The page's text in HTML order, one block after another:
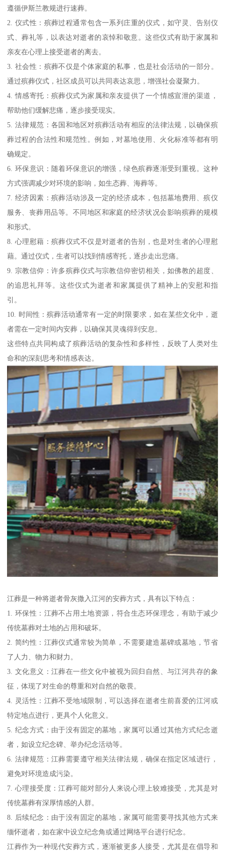
遵循伊斯兰教规进行速葬。
2. 仪式性：殡葬过程通常包含一系列庄重的仪式，如守灵、告别仪
式、葬礼等，以表达对逝者的哀悼和敬意。这些仪式有助于家属和
亲友在心理上接受逝者的离去。
3. 社会性：殡葬不仅是个体家庭的私事，也是社会活动的一部分。
通过殡葬仪式，社区成员可以共同表达哀思，增强社会凝聚力。
4. 情感寄托：殡葬仪式为家属和亲友提供了一个情感宣泄的渠道，
帮助他们缓解悲痛，逐步接受现实。
5. 法律规范：各国和地区对殡葬活动有相应的法律法规，以确保殡
葬过程的合法性和规范性。例如，对墓地使用、火化标准等都有明
确规定。
6. 环保意识：随着环保意识的增强，绿色殡葬逐渐受到重视。这种
方式强调减少对环境的影响，如生态葬、海葬等。
7. 经济因素：殡葬活动涉及一定的经济成本，包括墓地费用、殡仪
服务、丧葬用品等。不同地区和家庭的经济状况会影响殡葬的规模
和形式。
8. 心理慰藉：殡葬仪式不仅是对逝者的告别，也是对生者的心理慰
藉。通过仪式，生者可以找到情感寄托，逐步走出悲痛。
9. 宗教信仰：许多殡葬仪式与宗教信仰密切相关，如佛教的超度、
的追思礼拜等。这些仪式为逝者和家属提供了精神上的安慰和指
引。
10. 时间性：殡葬活动通常有一定的时限要求，如在某些文化中，逝
者需在一定时间内安葬，以确保其灵魂得到安息。
这些特点共同构成了殡葬活动的复杂性和多样性，反映了人类对生
命和的深刻思考和情感表达。
江葬是一种将逝者骨灰撒入江河的安葬方式，具有以下特点：
1. 环保性：江葬不占用土地资源，符合生态环保理念，有助于减少
传统墓葬对土地的占用和破坏。
2. 简约性：江葬仪式通常较为简单，不需要建造墓碑或墓地，节省
了人力、物力和财力。
3. 文化意义：江葬在一些文化中被视为回归自然、与江河共存的象
征，体现了对生命的尊重和对自然的敬畏。
4. 灵活性：江葬不受地域限制，可以选择在逝者生前喜爱的江河或
特定地点进行，更具个人化意义。
5. 纪念方式：由于没有固定的墓地，家属可以通过其他方式纪念逝
者，如设立纪念碑、举办纪念活动等。
6. 法律规范：江葬需要遵守相关法律法规，确保在指定区域进行，
避免对环境造成污染。
7. 心理接受度：江葬可能对部分人来说心理上较难接受，尤其是对
传统墓葬有深厚情感的人群。
8. 后续纪念：由于没有固定的墓地，家属可能需要寻找其他方式来
缅怀逝者，如在家中设立纪念角或通过网络平台进行纪念。
江葬作为一种现代安葬方式，逐渐被更多人接受，尤其是在倡导和